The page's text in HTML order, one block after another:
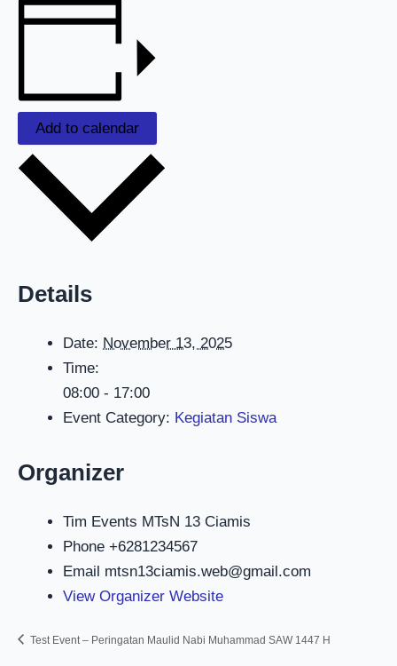
Add to calendar
Details
Date: November 13, 2025
Time:
08:00 - 17:00
Event Category: Kegiatan Siswa
Organizer
Tim Events MTsN 13 Ciamis
Phone +6281234567
Email mtsn13ciamis.web@gmail.com
View Organizer Website
Test Event – Peringatan Maulid Nabi Muhammad SAW 1447 H